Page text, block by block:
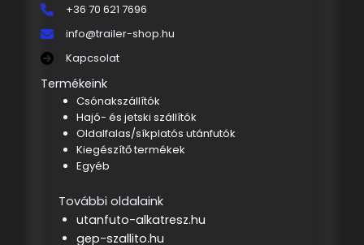
+36 70 621 7696
info@trailer-shop.hu
Kapcsolat
Termékeink
Csónakszállítók
Hajó- és jetski szállítók
Oldalfalas/síkplatós utánfutók
Kiegészítő termékek
Egyéb
További oldalaink
utanfuto-alkatresz.hu
gep-szallito.hu